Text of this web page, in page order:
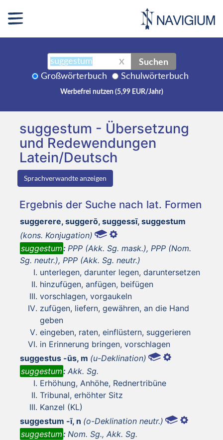
X Suchen
Großwörterbuch Schulwörterbuch
Werbefrei nutzen (5,99 EUR/Jahr)
suggestum - Übersetzung
und Redewendungen
Latein/Deutsch
Sprachverwandte anzeigen
Ergebnis der Suche nach lat. Formen
suggerere, suggerō, suggessī, suggestum
(kons. Konjugation)
suggestum: PPP (Akk. Sg. mask.), PPP (Nom.
Sg. neutr.), PPP (Akk. Sg. neutr.)
unterlegen, darunter legen, daruntersetzen
hinzufügen, anfügen, beifügen
vorschlagen, vorgaukeln
zufügen, liefern, gewähren, an die Hand
geben
eingeben, raten, einflüstern, suggerieren
in Erinnerung bringen, vorschlagen
suggestus -ūs, m (u-Deklination)
suggestum: Akk. Sg.
Erhöhung, Anhöhe, Rednertribüne
Tribunal, erhöhter Sitz
Kanzel (KL)
suggestum -ī, n (o-Deklination neutr.)
suggestum: Nom. Sg., Akk. Sg.